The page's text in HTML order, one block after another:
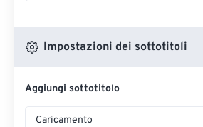
Impostazioni dei sottotitoli
Aggiungi sottotitolo
Caricamento